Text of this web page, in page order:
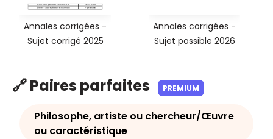
Annales corrigées -
Sujet corrigé 2025
Annales corrigées -
Sujet possible 2026
🔗 Paires parfaites PREMIUM
Philosophe, artiste ou chercheur/Œuvre
ou caractéristique